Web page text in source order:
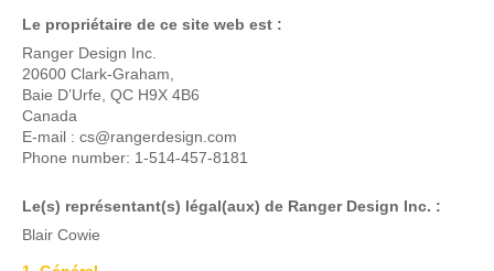
Le propriétaire de ce site web est :
Ranger Design Inc.
20600 Clark-Graham,
Baie D’Urfe, QC H9X 4B6
Canada
E-mail : cs@rangerdesign.com
Phone number: 1-514-457-8181
Le(s) représentant(s) légal(aux) de Ranger Design Inc. :
Blair Cowie